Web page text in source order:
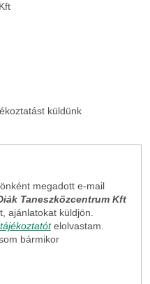
küldünk
megadott e-mail
Taneszközcentrum Kft
ajánlatokat küldjön.
elolvastam.
bármikor